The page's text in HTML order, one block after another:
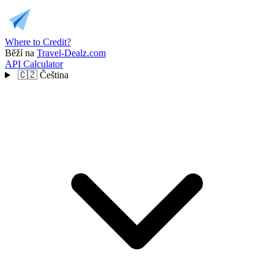
Where to Credit?
Běží na Travel-Dealz.com
API Calculator
🇨🇿 Čeština